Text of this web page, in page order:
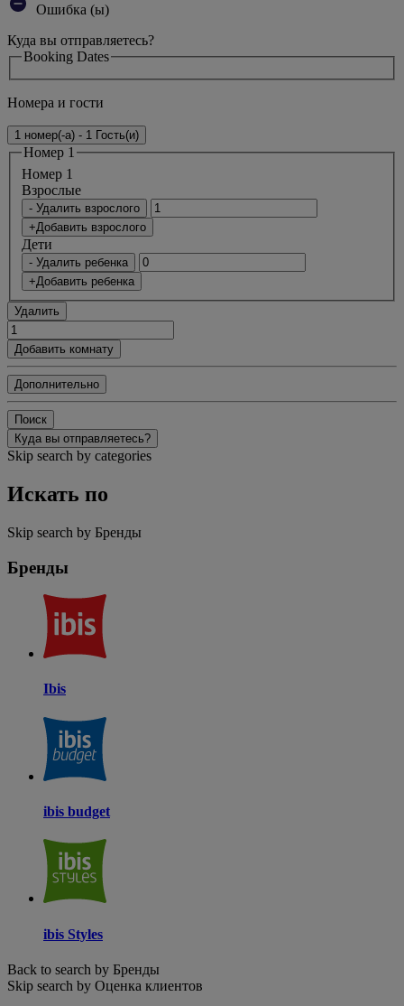
Ошибка (ы)
Куда вы отправляетесь?
Booking Dates
Номера и гости
1 номер(-а) - 1 Гость(и)
Номер 1
Номер 1
Bзрослые
- Удалить взрослого
+Добавить взрослого
Дети
- Удалить ребенка
+Добавить ребенка
Удалить
Добавить комнату
Дополнительно
Поиск
Куда вы отправляетесь?
Skip search by categories
Искать по
Skip search by Бренды
Бренды
Ibis
ibis budget
ibis Styles
Back to search by Бренды
Skip search by Оценка клиентов